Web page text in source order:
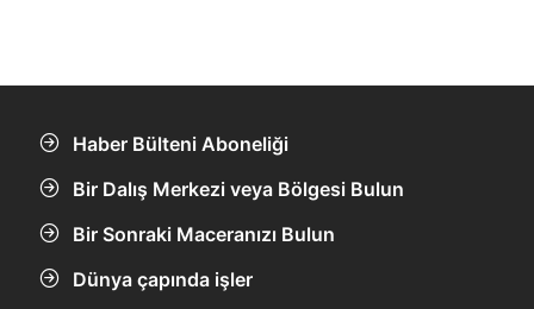
Haber Bülteni Aboneliği
Bir Dalış Merkezi veya Bölgesi Bulun
Bir Sonraki Maceranızı Bulun
Dünya çapında işler